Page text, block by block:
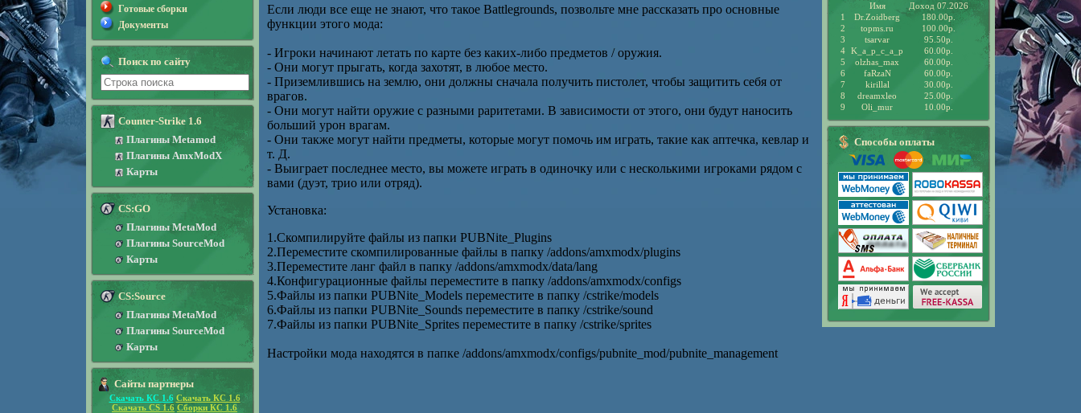
Если люди все еще не знают, что такое Battlegrounds, позвольте мне рассказать про основные
функции этого мода:
- Игроки начинают летать по карте без каких-либо предметов / оружия.
- Они могут прыгать, когда захотят, в любое место.
- Приземлившись на землю, они должны сначала получить пистолет, чтобы защитить себя от
врагов.
- Они могут найти оружие с разными раритетами. В зависимости от этого, они будут наносить
больший урон врагам.
- Они также могут найти предметы, которые могут помочь им играть, такие как аптечка, кевлар и
т. Д.
- Выиграет последнее место, вы можете играть в одиночку или с несколькими игроками рядом с
вами (дуэт, трио или отряд).
Установка:
1.Скомпилируйте файлы из папки PUBNite_Plugins
2.Переместите скомпилированные файлы в папку /addons/amxmodx/plugins
3.Переместите ланг файл в папку /addons/amxmodx/data/lang
4.Конфигурационные файлы переместите в папку /addons/amxmodx/configs
5.Файлы из папки PUBNite_Models переместите в папку /cstrike/models
6.Файлы из папки PUBNite_Sounds переместите в папку /cstrike/sound
7.Файлы из папки PUBNite_Sprites переместите в папку /cstrike/sprites
Настройки мода находятся в папке /addons/amxmodx/configs/pubnite_mod/pubnite_management
Готовые сборки
Документы
Поиск по сайту
Counter-Strike 1.6
Плагины Metamod
Плагины AmxModX
Карты
CS:GO
Плагины MetaMod
Плагины SourceMod
Карты
CS:Source
Плагины MetaMod
Плагины SourceMod
Карты
Сайты партнеры
Скачать КС 1.6 Скачать КС 1.6
Скачать CS 1.6 Сборки КС 1.6
Имя
Доход 07.2026
1
Dr.Zoidberg
180.00р.
2
topms.ru
100.00р.
3
tsarvar
95.50р.
4 K_a_p_c_a_p
60.00р.
5
olzhas_max
60.00р.
6
faRzaN
60.00р.
7
kirillal
30.00р.
8
dreamxleo
25.00р.
9
Oli_mur 10.00р.
Способы оплаты